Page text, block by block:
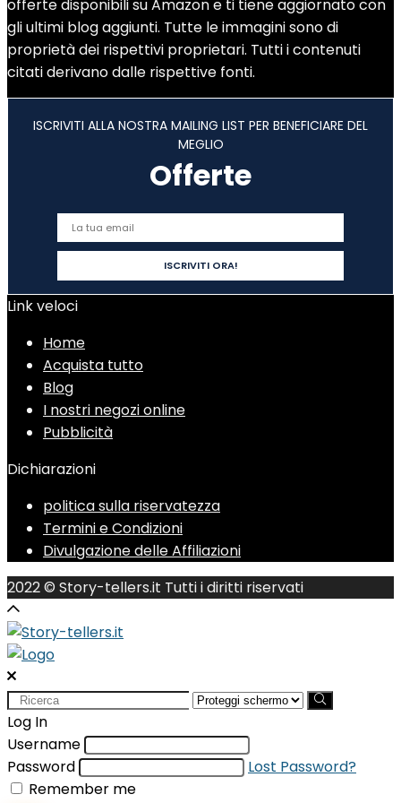
offerte disponibili su Amazon e ti tiene aggiornato con
gli ultimi blog aggiunti. Tutte le immagini sono di
proprietà dei rispettivi proprietari. Tutti i contenuti
citati derivano dalle rispettive fonti.
ISCRIVITI ALLA NOSTRA MAILING LIST PER BENEFICIARE DEL
MEGLIO
Offerte
Link veloci
Home
Acquista tutto
Blog
I nostri negozi online
Pubblicità
Dichiarazioni
politica sulla riservatezza
Termini e Condizioni
Divulgazione delle Affiliazioni
2022 © Story-tellers.it Tutti i diritti riservati
Search
for:
Log In
Username
Password
Lost Password?
Remember me